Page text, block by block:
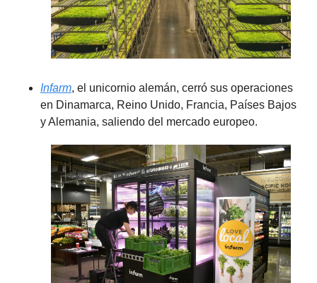
Infarm, el unicornio alemán, cerró sus operaciones
en Dinamarca, Reino Unido, Francia, Países Bajos
y Alemania, saliendo del mercado europeo.